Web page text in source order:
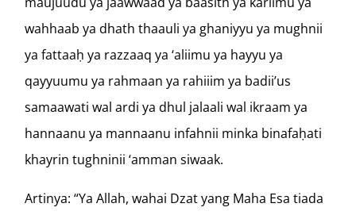
wahhaab ya dhath thaauli ya ghaniyyu ya mughnii
ya fattaaḥ ya razzaaq ya ‘aliimu ya hayyu ya
qayyuumu ya rahmaan ya rahiiim ya badii’us
samaawati wal ardi ya dhul jalaali wal ikraam ya
hannaanu ya mannaanu infahnii minka binafaḥati
khayrin tughninii ‘amman siwaak.
Artinya: “Ya Allah, wahai Dzat yang Maha Esa tiada